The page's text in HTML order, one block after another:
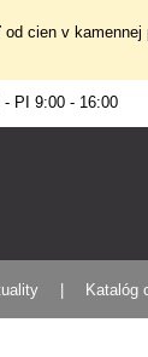
cien v
PI 9:00 - 16:00
Katalóg